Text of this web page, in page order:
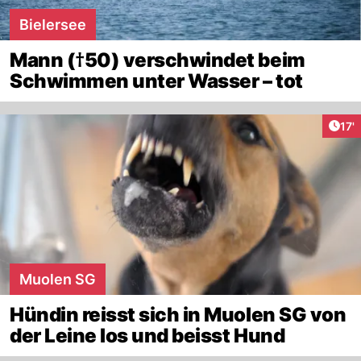
Bielersee
Mann (†50) verschwindet beim
Schwimmen unter Wasser – tot
17'
Muolen SG
Hündin reisst sich in Muolen SG von
der Leine los und beisst Hund